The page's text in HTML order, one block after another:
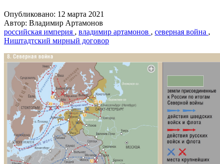
Опубликовано: 12 марта 2021
Автор: Владимир Артамонов
российская империя , владимир артамонов , северная война ,
Ништадтский мирный договор